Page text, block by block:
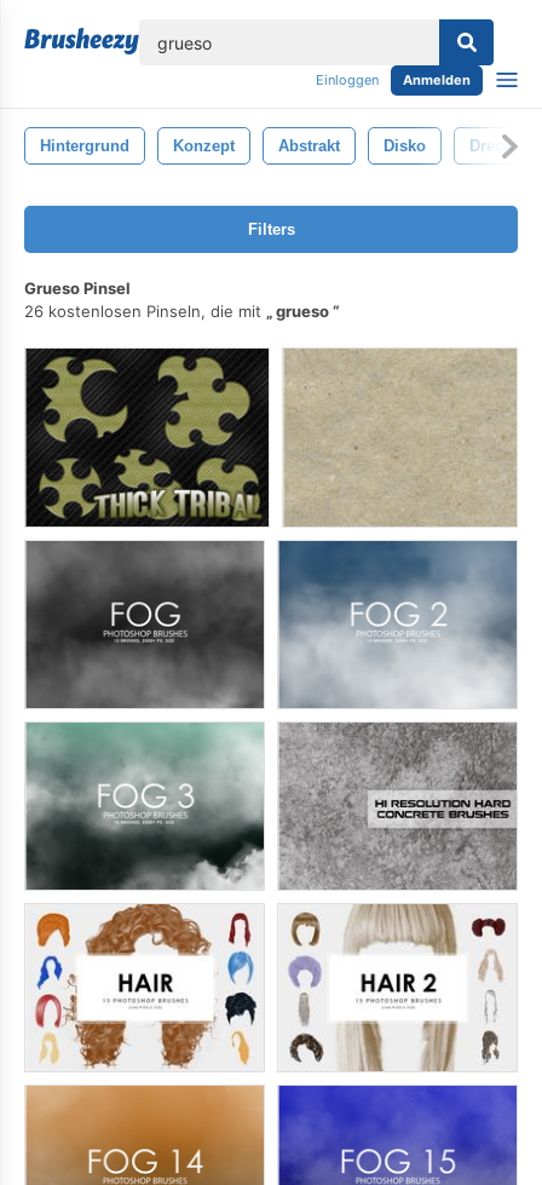
Einloggen Anmelden
Hintergrund Konzept Abstrakt Disko Dreckig
Filters
Grueso Pinsel
26 kostenlosen Pinseln, die mit
grueso